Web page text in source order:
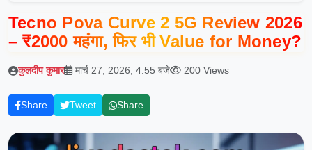
Tecno Pova Curve 2 5G Review 2026
– ₹2000 महंगा, फिर भी Value for Money?
कुलदीप कुमार मार्च 27, 2026, 4:55 बजे 200 Views
Share Tweet Share